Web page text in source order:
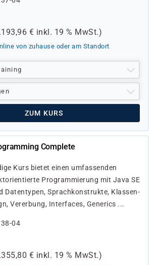
€ inkl. 19 % MwSt.)
von zuhause oder am Standort
ZUM KURS
Complete
Kurs bietet einen umfassenden
Programmierung mit Java SE
Datentypen, Sprachkonstrukte, Klassen-
Vererbung, Interfaces, Generics ...
04
€ inkl. 19 % MwSt.)